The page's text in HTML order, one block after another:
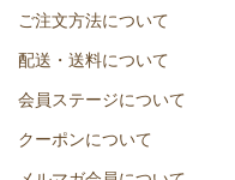
ご注文方法について
配送・送料について
会員ステージについて
クーポンについて